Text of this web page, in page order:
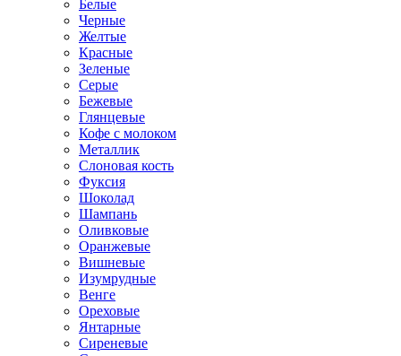
Белые
Черные
Желтые
Красные
Зеленые
Серые
Бежевые
Глянцевые
Кофе с молоком
Металлик
Слоновая кость
Фуксия
Шоколад
Шампань
Оливковые
Оранжевые
Вишневые
Изумрудные
Венге
Ореховые
Янтарные
Сиреневые